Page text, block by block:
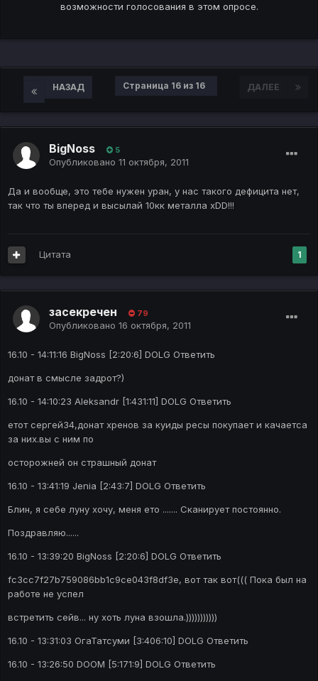
возможности голосования в этом опросе.
НАЗАД ДАЛЕЕ
Страница 16 из 16
BigNoss 5
Опубликовано 11 октября, 2011
Да и вообще, это тебе нужен уран, у нас такого дефицита нет,
так что ты вперед и высылай 10кк металла xDD!!!
1
Цитата
засекречен 79
Опубликовано 16 октября, 2011
16.10 - 14:11:16 BigNoss [2:20:6] DOLG Ответить
донат в смысле задрот?)
16.10 - 14:10:23 Aleksandr [1:431:11] DOLG Ответить
етот сергей34,донат хренов за куиды ресы покупает и качаетса
за них.вы с ним по
осторожней он страшный донат
16.10 - 13:41:19 Jenia [2:43:7] DOLG Ответить
Блин, я себе луну хочу, меня ето ....... Сканирует постоянно.
Поздравляю......
16.10 - 13:39:20 BigNoss [2:20:6] DOLG Ответить
fc3cc7f27b759086bb1c9ce043f8df3e, вот так вот((( Пока был на
работе не успел
встретить сейв... ну хоть луна взошла.)))))))))))
16.10 - 13:31:03 ОгаТатсуми [3:406:10] DOLG Ответить
16.10 - 13:26:50 DOOM [5:171:9] DOLG Ответить